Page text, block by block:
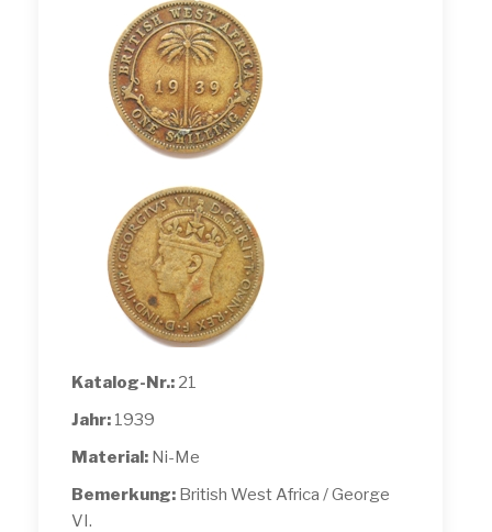
Katalog-Nr.: 21
Jahr: 1939
Material: Ni-Me
Bemerkung: British West Africa / George
VI.